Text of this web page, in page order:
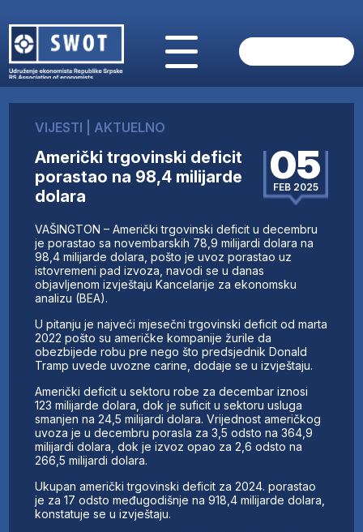
O NAMA
AKTUELNO
ANALIZE
KOMPANIJE
FINANSIJE
IZ STRANIH MEDIJA
AKTIVNOSTI
SWOT INTERVJU
UČLANI SE
KONTAKT
VIJESTI AKTUELNO
Američki trgovinski deficit
porastao na 98,4 milijarde
dolara
05
FEB 2025
VAŠINGTON – Američki trgovinski deficit u decembru
je porastao sa novembarskih 78,9 milijardi dolara na
98,4 milijarde dolara, pošto je uvoz porastao uz
istovremeni pad izvoza, navodi se u danas
objavljenom izvještaju Kancelarije za ekonomsku
analizu (BEA).
U pitanju je najveći mjesečni trgovinski deficit od marta
2022 pošto su američke kompanije žurile da
obezbijede robu pre nego što predsjednik Donald
Tramp uvede uvozne carine, dodaje se u izvještaju.
Američki deficit u sektoru robe za decembar iznosi
123 milijarde dolara, dok je suficit u sektoru usluga
smanjen na 24,5 milijardi dolara. Vrijednost američkog
uvoza je u decembru porasla za 3,5 odsto na 364,9
milijardi dolara, dok je izvoz opao za 2,6 odsto na
266,5 milijardi dolara.
Ukupan američki trgovinski deficit za 2024. porastao
je za 17 odsto međugodišnje na 918,4 milijarde dolara,
konstatuje se u izvještaju.